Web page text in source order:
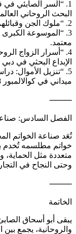
1. “السر الصابئي
البحث الروحاني العالمية
2. “ملوك الجن وقبائلهم” – تُرجم إلى خمس لغات.
3. “الموسوعة
معتمد.
4. “أسرار الزواج
الإبداع البحثي في دبي 2016.
5. “تنزيل الأموال:
ميداني في كوالالمبور 2018.
⸻
الفصل السادس:
تُعَد صناعة الخواتم
خواتم مطلسمه تُخدم
متعددة مثل الحماية،
وحتى النجاح في
⸻
الخاتمة
يبقى أبو أسحاق
والروحانية، يجمع بين